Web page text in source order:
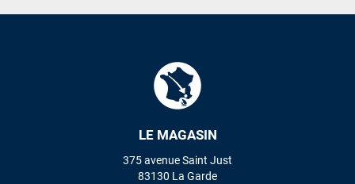
LE MAGASIN
375 avenue Saint Just
83130 La Garde